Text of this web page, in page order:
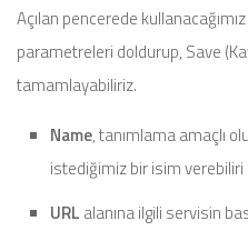
Açılan pencerede
parametreleri doldurup, Save
tamamlayabiliriz.
Name, tanımlama amaçlı
istediğimiz bir isim verebiliri
URL alanına ilgili servisin